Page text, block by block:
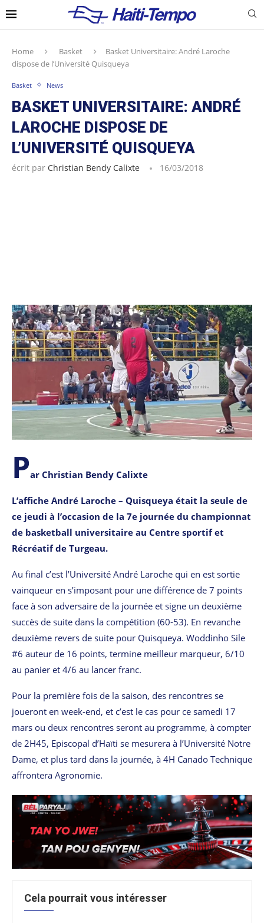
Home Basket
Basket Universitaire: André Laroche
dispose de l’Université Quisqueya
Basket News
BASKET UNIVERSITAIRE: ANDRÉ
LAROCHE DISPOSE DE
L’UNIVERSITÉ QUISQUEYA
écrit par Christian Bendy Calixte 16/03/2018
Par Christian Bendy Calixte
L’affiche André Laroche – Quisqueya était la seule de
ce jeudi à l’occasion de la 7e journée du championnat
de basketball universitaire au Centre sportif et
Récréatif de Turgeau.
Au final c’est l’Université André Laroche qui en est sortie
vainqueur en s’imposant pour une différence de 7 points
face à son adversaire de la journée et signe un deuxième
succès de suite dans la compétition (60-53). En revanche
deuxième revers de suite pour Quisqueya. Woddinho Sile
#6 auteur de 16 points, termine meilleur marqueur, 6/10
au panier et 4/6 au lancer franc.
Pour la première fois de la saison, des rencontres se
joueront en week-end, et c’est le cas pour ce samedi 17
mars ou deux rencontres seront au programme, à compter
de 2H45, Episcopal d’Haïti se mesurera à l’Université Notre
Dame, et plus tard dans la journée, à 4H Canado Technique
affrontera Agronomie.
Cela pourrait vous intéresser